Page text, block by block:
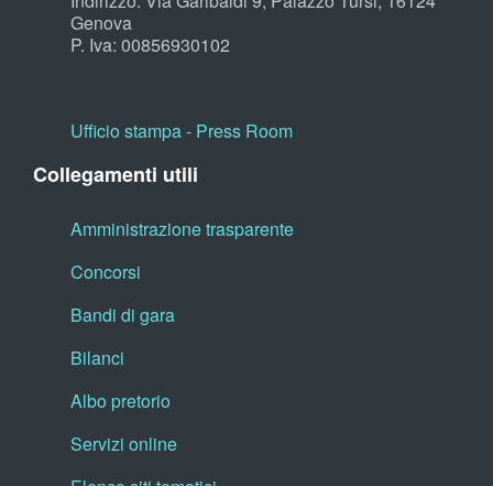
Genova
P. Iva: 00856930102
Ufficio stampa - Press Room
Collegamenti utili
Amministrazione trasparente
Concorsi
Bandi di gara
Bilanci
Albo pretorio
Servizi online